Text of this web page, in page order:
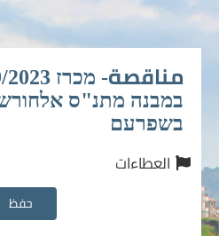
במבנה מתנ"ס אלחורש
בשפרעם
العطاءات
حفظ